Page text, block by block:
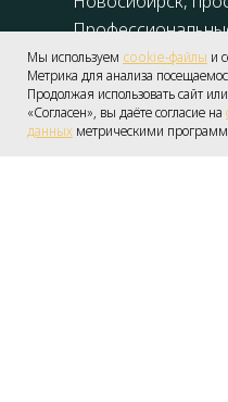
подобрать образ
стиль.
KVALITELLI — это
Мы используем cookie-файлы и
Метрика для анализа
Продолжая использовать сайт
«Согласен», вы даёте согласие на
данных метрическими